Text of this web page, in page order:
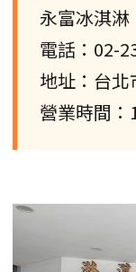
永富冰淇淋
電話：02-
地址：台
營業時間：